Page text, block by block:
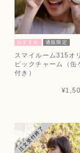
おすすめ 通販限定
スマイルーム315オ
ピックチャーム（缶
付き）
注文受付終了